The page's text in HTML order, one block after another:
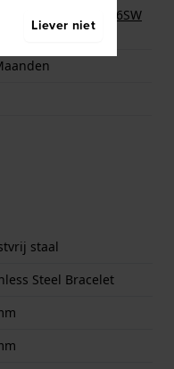
R321 321 / SR616SW
staal
Steel Bracelet
Liever niet